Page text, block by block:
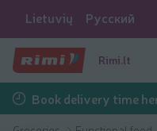
Lietuvių Русский
Rimi.lt
Book delivery time